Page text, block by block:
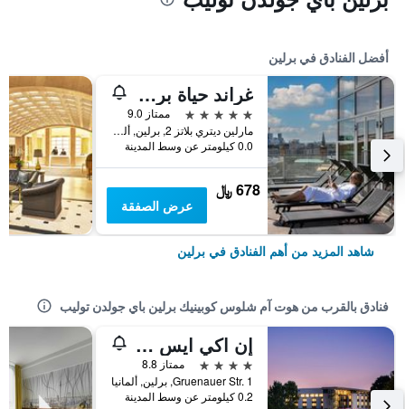
أفضل الفنادق في برلين
غراند حياة برلين
5 نجوم
ممتاز 9.0
مارلين ديتري بلاتز 2, برلين, ألمانيا
0.0 كيلومتر عن وسط المدينة
678 ﷼
عرض الصفقة
شاهد المزيد من أهم الفنادق في برلين
فنادق بالقرب من هوت آم شلوس كوبينيك برلين باي جولدن توليب
إن اكي ايس هوتل برلين كوبينيك باي ليوناردو هوتلز
4 نجوم
ممتاز 8.8
Gruenauer Str. 1, برلين, ألمانيا
0.2 كيلومتر عن وسط المدينة